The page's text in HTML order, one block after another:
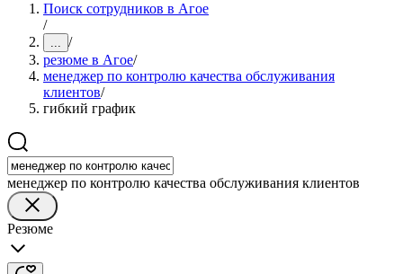
Поиск сотрудников в Агое
/
... /
резюме в Агое/
менеджер по контролю качества обслуживания
клиентов/
гибкий график
менеджер по контролю качества обслуживания клиентов
Резюме